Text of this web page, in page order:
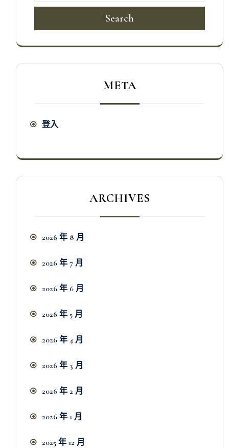
Search
META
登入
ARCHIVES
2026 年 8 月
2026 年 7 月
2026 年 6 月
2026 年 5 月
2026 年 4 月
2026 年 3 月
2026 年 2 月
2026 年 1 月
2025 年 12 月